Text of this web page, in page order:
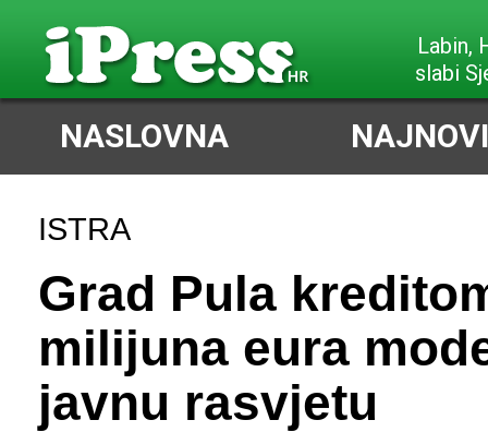
Labin,
slabi
NASLOVNA
ISTRA
Grad Pula
milijuna eura
javnu rasvjetu